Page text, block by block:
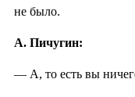
не было.
А. Пичугин:
— А, то есть вы